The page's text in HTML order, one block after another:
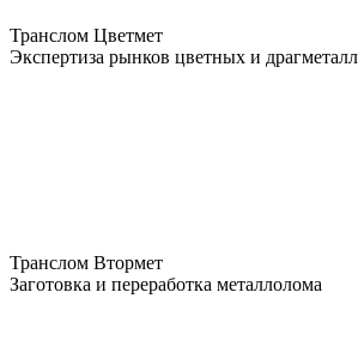
Транслом Цветмет
Экспертиза рынков цветных и
Транслом Втормет
Заготовка и переработка металлолома